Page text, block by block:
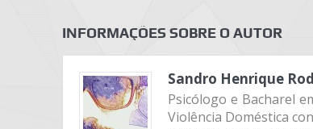
INFORMAÇÕES SOBRE O AUTOR
Sandro Henrique
Psicólogo e Bacharel
Violência Doméstica